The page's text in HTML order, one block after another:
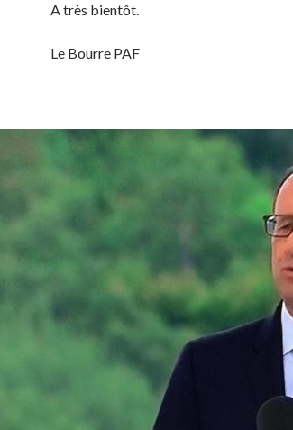
A très bientôt.
Le Bourre PAF